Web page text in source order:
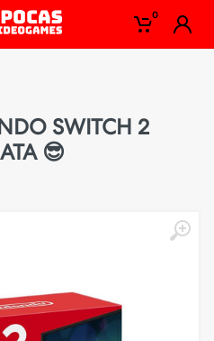
0
SWITCH 2
😎